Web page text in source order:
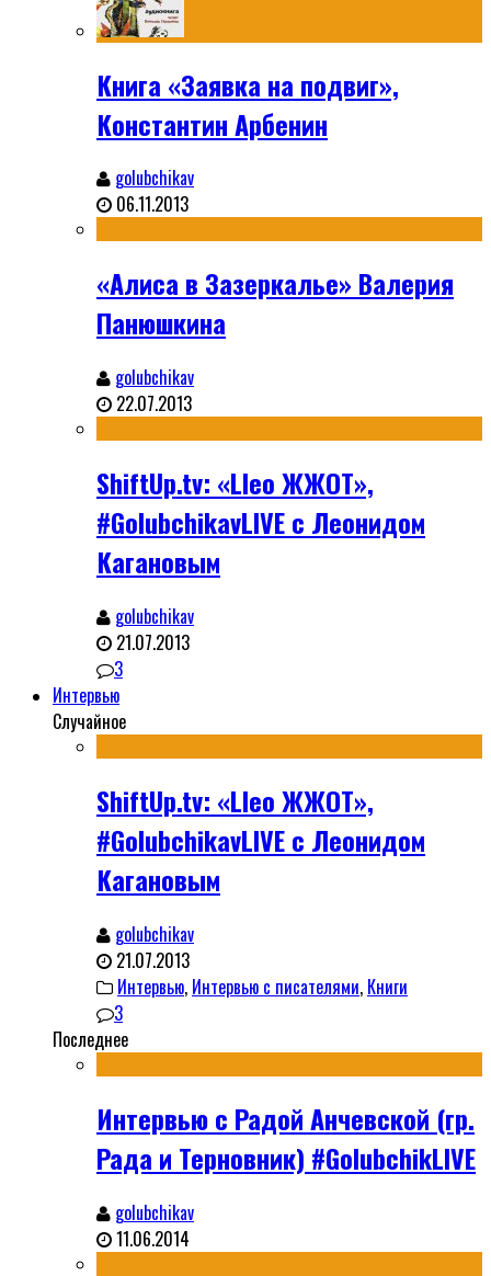
Книга «Заявка на подвиг»,
Константин Арбенин
golubchikav
06.11.2013
«Алиса в Зазеркалье» Валерия
Панюшкина
golubchikav
22.07.2013
ShiftUp.tv: «Lleo ЖЖОТ»,
#GolubchikavLIVE с Леонидом
Кагановым
golubchikav
21.07.2013
3
Интервью
Случайное
ShiftUp.tv: «Lleo ЖЖОТ»,
#GolubchikavLIVE с Леонидом
Кагановым
golubchikav
21.07.2013
Интервью, Интервью с писателями, Книги
3
Последнее
Интервью с Радой Анчевской (гр.
Рада и Терновник) #GolubchikLIVE
golubchikav
11.06.2014